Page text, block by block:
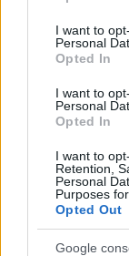
use your data
consent section.
I want to
Personal
Opted In
I want to
Personal
Opted In
I want to
Retention,
Personal
Purposes
Opted Out
Google
műsor
Business Class
egyik
jelentősége,
betartották:
meg a képen,
sztárolva.